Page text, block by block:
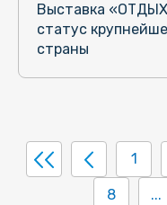
Выставка
статус
страны
1
8 ...